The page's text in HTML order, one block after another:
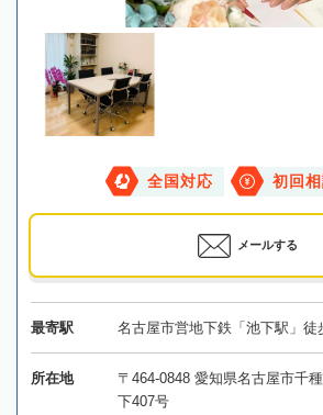
全国対応 初回
メールする
最寄駅 名古屋市営地下鉄「池下駅」徒
所在地
〒464-0848 愛知県名古屋市千
下407号